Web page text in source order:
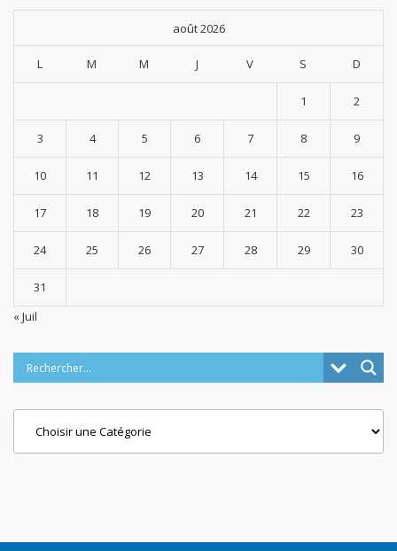
août 2026
L M M J V S D
1 2
3 4 5 6 7 8 9
10 11 12 13 14 15 16
17 18 19 20 21 22 23
24 25 26 27 28 29 30
31
« Juil